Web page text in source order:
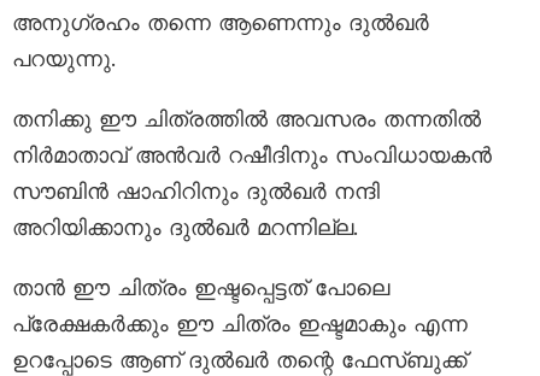
അനുഗ്രഹം തന്നെ ആണെന്നും ദുല്‍ഖര്‍
പറയുന്നു.
തനിക്കു ഈ ചിത്രത്തില്‍ അവസരം തന്നതില്‍
നിര്‍മാതാവ് അന്‍വര്‍ റഷീദിനും സംവിധായകന്‍
സൗബിന്‍ ഷാഹിറിനും ദുല്‍ഖര്‍ നന്ദി
അറിയിക്കാനും ദുല്‍ഖര്‍ മറന്നില്ല.
താന്‍ ഈ ചിത്രം ഇഷ്ടപ്പെട്ടത് പോലെ
പ്രേക്ഷകര്‍ക്കും ഈ ചിത്രം ഇഷ്ടമാകും എന്ന
ഉറപ്പോടെ ആണ് ദുല്‍ഖര്‍ തന്റെ ഫേസ്ബുക്ക്‌